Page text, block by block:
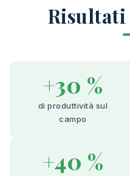
+30 %
di produttività sul
campo
+40 %